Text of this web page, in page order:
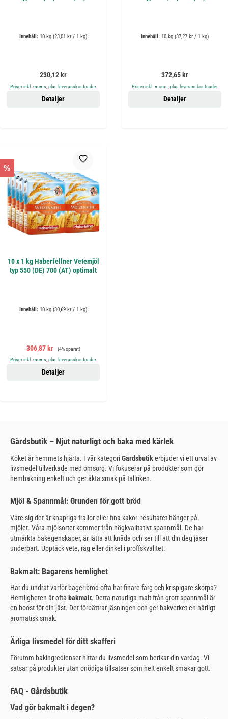
Innehåll: 10 kg (23,01 kr / 1 kg)
Ordinarie pris:
230,12 kr
Priser inkl. moms, plus leveranskostnader
Detaljer
Innehåll: 10 kg (37,27 kr / 1 kg)
Ordinarie pris:
372,65 kr
Priser inkl. moms, plus leveranskostnader
Detaljer
%
10 x 1 kg Haberfellner Vetemjöl
typ 550 (DE) 700 (AT) optimalt
Innehåll: 10 kg (30,69 kr / 1 kg)
Försäljningspris:
306,87 kr Ordinarie pris:
(4% sparat)
Priser inkl. moms, plus leveranskostnader
Detaljer
Gårdsbutik – Njut naturligt och baka med kärlek
Köket är hemmets hjärta. I vår kategoriGårdsbutikerbjuder vi ett urval av
livsmedel tillverkade med omsorg. Vi fokuserar på produkter som gör
hembakning enkelt och ger äkta smak på tallriken.
Mjöl & Spannmål: Grunden för gott bröd
Vare sig det är knapriga frallor eller fina kakor: resultatet hänger på
mjölet. Våra mjölsorter kommer från högkvalitativt spannmål. De har
utmärkta bakegenskaper, är lätta att knåda och ser till att din deg jäser
underbart. Upptäck vete, råg eller dinkel i proffskvalitet.
Bakmalt: Bagarens hemlighet
Har du undrat varför bageribröd ofta har finare färg och krispigare skorpa?
Hemligheten är ofta bakmalt. Detta naturliga malt från grott spannmål är
en boost för din jäst. Det förbättrar jäsningen och ger bakverket en härligt
aromatisk smak.
Ärliga livsmedel för ditt skafferi
Förutom bakingredienser hittar du livsmedel som berikar din vardag. Vi
satsar på produkter utan onödiga tillsatser som helt enkelt smakar gott.
FAQ - Gårdsbutik
Vad gör bakmalt i degen?